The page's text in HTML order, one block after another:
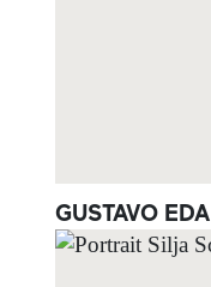
GUSTAVO EDA